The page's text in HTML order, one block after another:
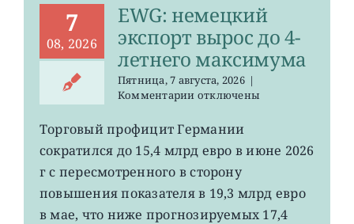
7
08, 2026
EWG: немецкий
экспорт вырос до 4-
летнего максимума
Пятница, 7 августа, 2026 |
Комментариик
EWG:
немецкий
экспорт
вырос
4-
летнего
отключены
Торговый профицит Германии
сократился до 15,4 млрд евро в июне 2026
г с пересмотренного в сторону
повышения показателя в 19,3 млрд евро
в мае, что ниже прогнозируемых 17,4